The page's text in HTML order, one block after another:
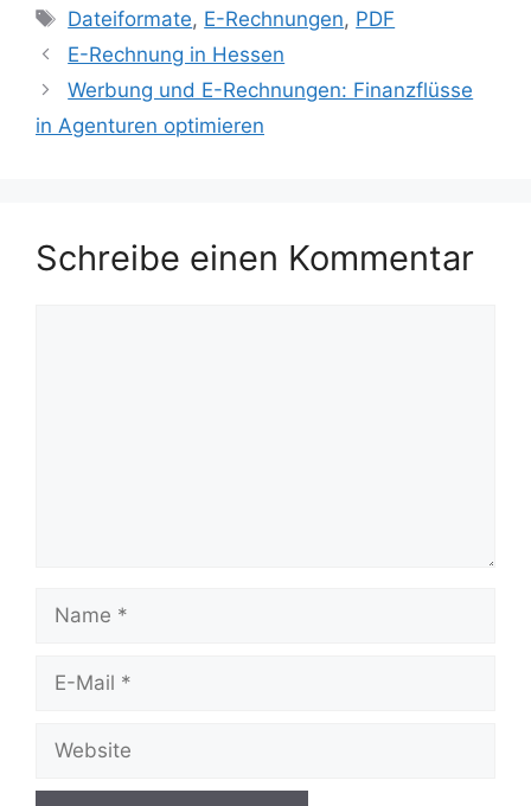
Schlagwörter
Dateiformate, E-Rechnungen, PDF
E-Rechnung in Hessen
Werbung und E-Rechnungen: Finanzflüsse
in Agenturen optimieren
Schreibe einen Kommentar
Mail